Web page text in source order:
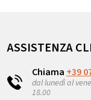
ASSISTENZA
Chiama +39
dal lunedì al
18.00